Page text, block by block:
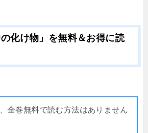
の化け物」を無料＆お得に読
全巻無料で読む方法はありません